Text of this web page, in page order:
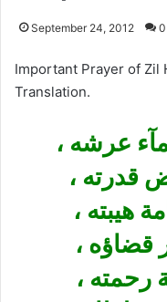
September 24, 2012 0
Important Prayer of Zil
Translation.
عرشه ،
قدرته ،
هيبته ،
قضاؤه ،
رحمته ،